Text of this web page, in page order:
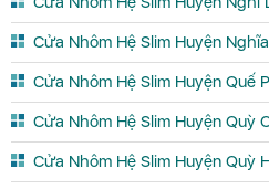
Cửa Nhôm Hệ Slim Huyện
Cửa Nhôm Hệ Slim Huyện Quế
Cửa Nhôm Hệ Slim Huyện Quỳ
Cửa Nhôm Hệ Slim Huyện Quỳ